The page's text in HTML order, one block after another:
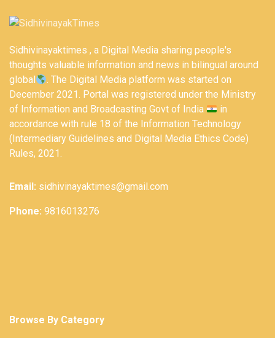
Sidhivinayaktimes , a Digital Media sharing people's
thoughts valuable information and news in bilingual around
global
. The Digital Media platform was started on
December 2021. Portal was registered under the Ministry
of Information and Broadcasting Govt of India
in
accordance with rule 18 of the Information Technology
(Intermediary Guidelines and Digital Media Ethics Code)
Rules, 2021.
Email: sidhivinayaktimes@gmail.com
Phone: 9816013276
Browse By Category